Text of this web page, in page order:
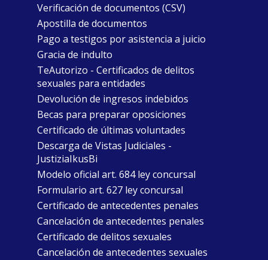
Verificación de documentos (CSV)
Apostilla de documentos
Pago a testigos por asistencia a juicio
Gracia de indulto
TeAutorizo - Certificados de delitos
sexuales para entidades
Devolución de ingresos indebidos
Becas para preparar oposiciones
Certificado de últimas voluntades
Descarga de Vistas Judiciales -
JustiziaIkusBi
Modelo oficial art. 684 ley concursal
Formulario art. 627 ley concursal
Certificado de antecedentes penales
Cancelación de antecedentes penales
Certificado de delitos sexuales
Cancelación de antecedentes sexuales